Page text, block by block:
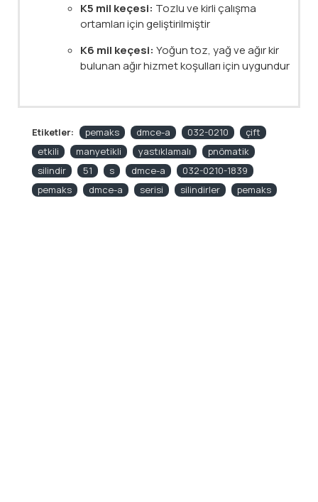
K5 mil keçesi: Tozlu ve kirli çalışma
ortamları için geliştirilmiştir
K6 mil keçesi: Yoğun toz, yağ ve ağır kir
bulunan ağır hizmet koşulları için uygundur
Etiketler: pemaks dmce-a 032-0210
çift
etkili
manyetikli yastıklamalı
pnömatik
silindir
51 s dmce-a
032-0210-1839
pemaks
dmce-a serisi silindirler pemaks